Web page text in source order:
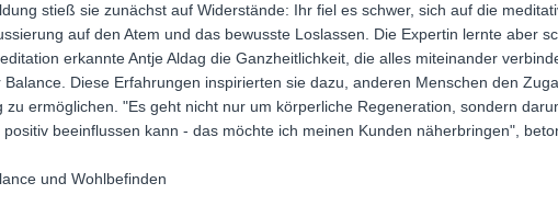
stieß sie zunächst auf Widerstände: Ihr fiel es schwer, sich auf die
auf den Atem und das bewusste Loslassen. Die Expertin lernte aber
erkannte Antje Aldag die Ganzheitlichkeit, die alles miteinander
Diese Erfahrungen inspirierten sie dazu, anderen Menschen den
ermöglichen. "Es geht nicht nur um körperliche Regeneration, sondern
beeinflussen kann - das möchte ich meinen Kunden näherbringen",
und Wohlbefinden